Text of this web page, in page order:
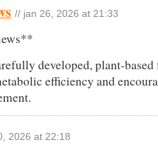
// jan 26, 2026 at 21:33
developed, plant-based
efficiency and
2026 at 22:18